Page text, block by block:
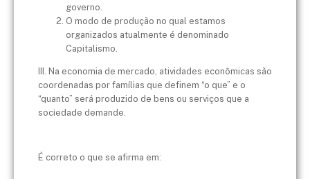
governo.
O modo de produção no qual estamos
organizados atualmente é denominado
Capitalismo.
III. Na economia de mercado, atividades econômicas são
coordenadas por famílias que definem “o que” e o
“quanto” será produzido de bens ou serviços que a
sociedade demande.
É correto o que se afirma em: